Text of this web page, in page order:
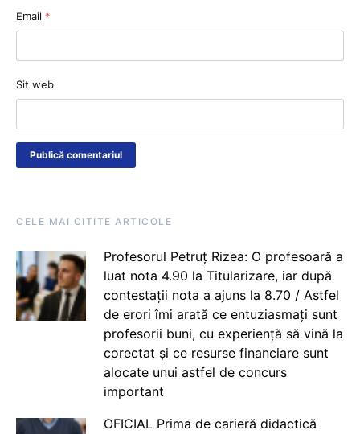
Email *
Sit web
CELE MAI CITITE ARTICOLE
Profesorul Petruț Rizea: O profesoară a
luat nota 4.90 la Titularizare, iar după
contestații nota a ajuns la 8.70 / Astfel
de erori îmi arată ce entuziasmați sunt
profesorii buni, cu experiență să vină la
corectat și ce resurse financiare sunt
alocate unui astfel de concurs
important
OFICIAL Prima de carieră didactică